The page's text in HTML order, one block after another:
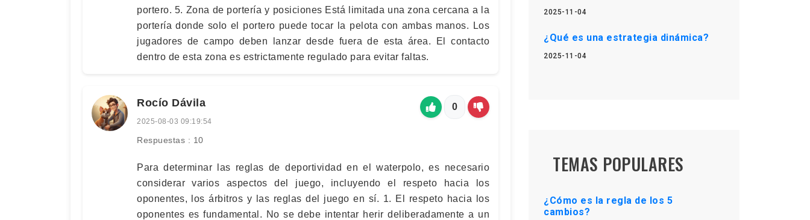
portero. 5. Zona de portería y posiciones Está limitada una zona cercana a la
portería donde solo el portero puede tocar la pelota con ambas manos. Los
jugadores de campo deben lanzar desde fuera de esta área. El contacto
dentro de esta zona es estrictamente regulado para evitar faltas.
Rocío Dávila
2025-08-03 09:19:54
Respuestas : 10
0
Para determinar las reglas de deportividad en el waterpolo, es necesario
considerar varios aspectos del juego, incluyendo el respeto hacia los
oponentes, los árbitros y las reglas del juego en sí. 1. El respeto hacia los
oponentes es fundamental. No se debe intentar herir deliberadamente a un
2025-11-04
¿Qué es una estrategia dinámica?
2025-11-04
TEMAS POPULARES
¿Cómo es la regla de los 5
cambios?